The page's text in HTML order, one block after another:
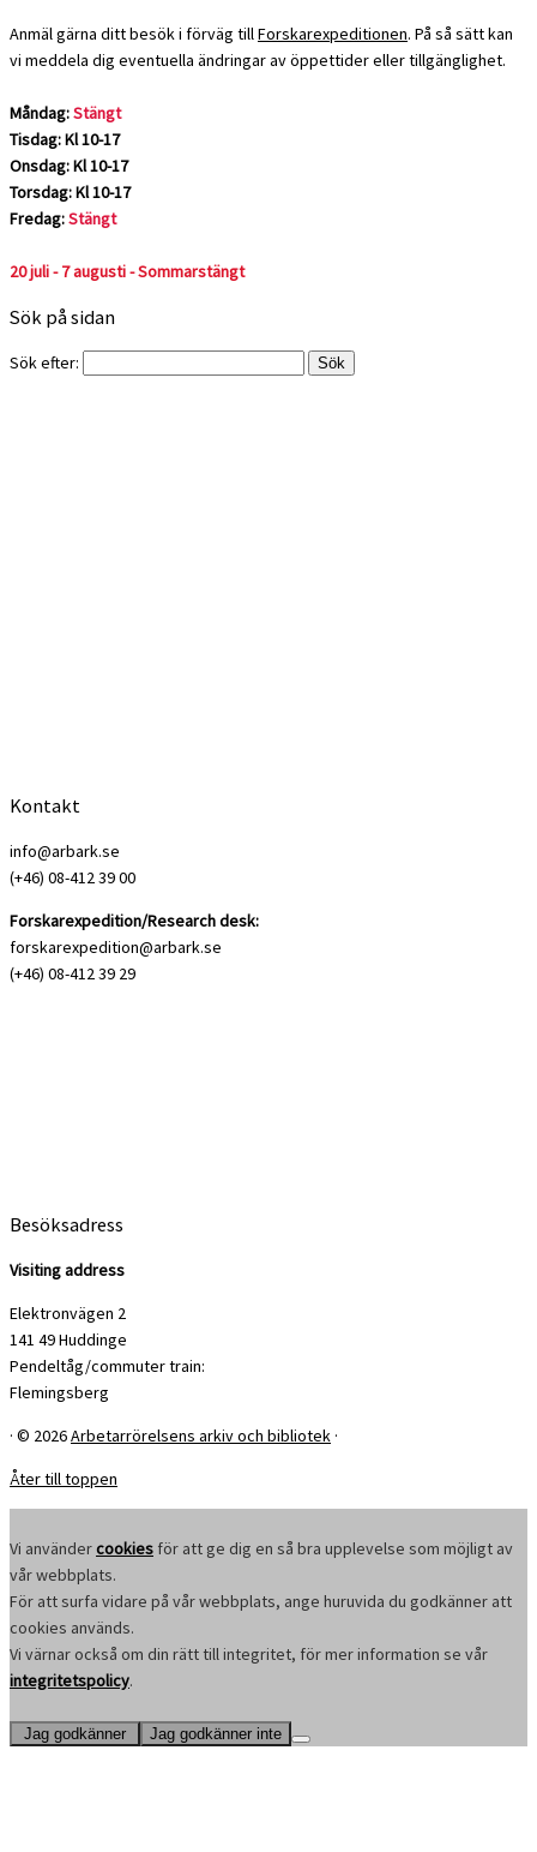
Anmäl gärna ditt besök i förväg till Forskarexpeditionen. På så sätt kan
vi meddela dig eventuella ändringar av öppettider eller tillgänglighet.
Måndag:Stängt
Tisdag: Kl 10-17
Onsdag: Kl 10-17
Torsdag: Kl 10-17
Fredag:Stängt
20 juli - 7 augusti - Sommarstängt
Sök på sidan
Sök efter:
Kontakt
info@arbark.se
(+46) 08-412 39 00
Forskarexpedition/Research desk:
forskarexpedition@arbark.se
(+46) 08-412 39 29
Besöksadress
Visiting address
Elektronvägen 2
141 49 Huddinge
Pendeltåg/commuter train:
Flemingsberg
· © 2026Arbetarrörelsens arkiv och bibliotek ·
Åter till toppen
Vi användercookies för att ge dig en så bra upplevelse som möjligt av
vår webbplats.
För att surfa vidare på vår webbplats, ange huruvida du godkänner att
cookies används.
Vi värnar också om din rätt till integritet, för mer information se vår
integritetspolicy.
Jag godkänner Jag godkänner inte